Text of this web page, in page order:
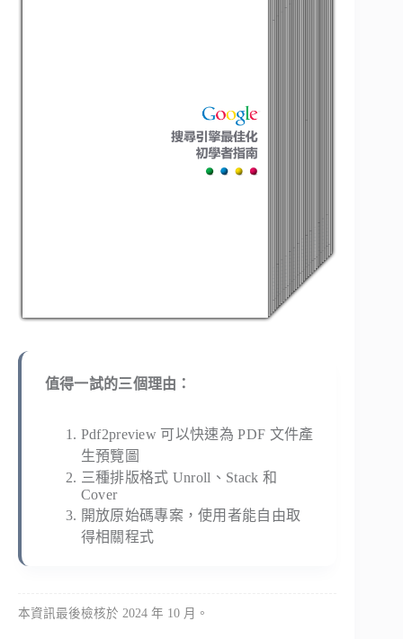
值得一試的三個理由：
Pdf2preview 可以快速為 PDF 文件產
生預覽圖
三種排版格式 Unroll、Stack 和
Cover
開放原始碼專案，使用者能自由取
得相關程式
本資訊最後檢核於 2024 年 10 月。